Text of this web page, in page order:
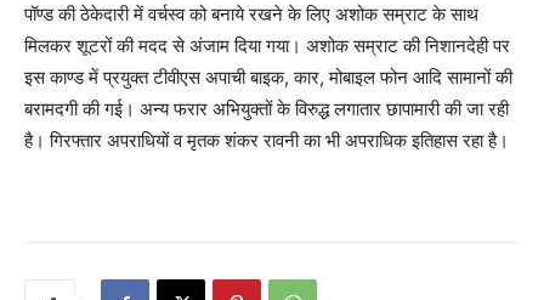
पॉण्ड की ठेकेदारी में वर्चस्व को बनाये रखने के लिए अशोक सम्राट के साथ
मिलकर शूटरों की मदद से अंजाम दिया गया। अशोक सम्राट की निशानदेही पर
इस काण्ड में प्रयुक्त टीवीएस अपाची बाइक, कार, मोबाइल फोन आदि सामानों की
बरामदगी की गई। अन्य फरार अभियुक्तों के विरुद्ध लगातार छापामारी की जा रही
है। गिरफ्तार अपराधियों व मृतक शंकर रावनी का भी अपराधिक इतिहास रहा है।